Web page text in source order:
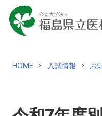
大学紹介
大学紹介
福島県立医科大学の
3つの方針（ポリシー
教育
研究
HOME 入試情報 お